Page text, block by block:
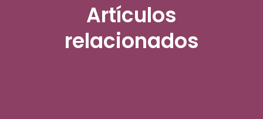
Artículos
relacionados